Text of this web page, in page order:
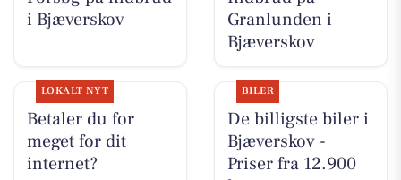
i Bjæverskov
Granlunden i
Bjæverskov
LOKALT NYT
Betaler du for
meget for dit
internet?
BILER
De billigste biler i
Bjæverskov -
Priser fra 12.900